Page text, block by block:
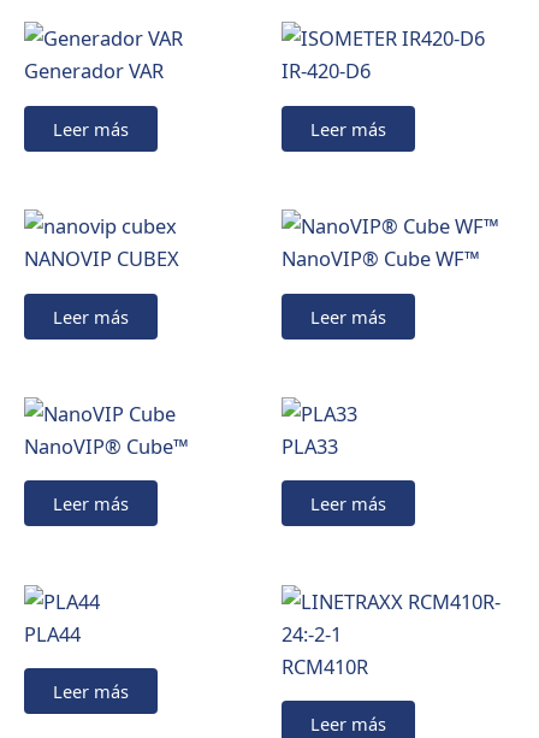
Generador VAR
Leer más
IR-420-D6
Leer más
NANOVIP CUBEX
Leer más
NanoVIP® Cube WF™
Leer más
NanoVIP® Cube™
Leer más
PLA33
Leer más
PLA44
Leer más
RCM410R
Leer más